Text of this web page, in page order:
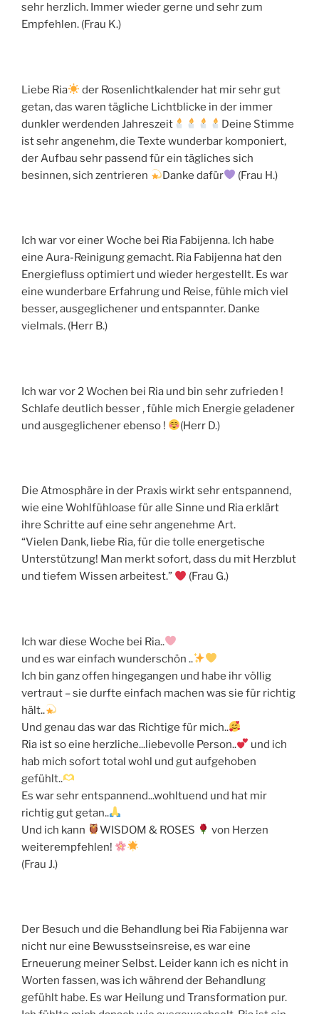
sehr herzlich. Immer wieder gerne und sehr zum
Empfehlen. (Frau K.)
Liebe Ria
der Rosenlichtkalender hat mir sehr gut
getan, das waren tägliche Lichtblicke in der immer
dunkler werdenden Jahreszeit
Deine Stimme
ist sehr angenehm, die Texte wunderbar komponiert,
der Aufbau sehr passend für ein tägliches sich
besinnen, sich zentrieren
Danke dafür (Frau H.)
Ich war vor einer Woche bei Ria Fabijenna. Ich habe
eine Aura-Reinigung gemacht. Ria Fabijenna hat den
Energiefluss optimiert und wieder hergestellt. Es war
eine wunderbare Erfahrung und Reise, fühle mich viel
besser, ausgeglichener und entspannter. Danke
vielmals. (Herr B.)
Ich war vor 2 Wochen bei Ria und bin sehr zufrieden !
Schlafe deutlich besser , fühle mich Energie geladener
und ausgeglichener ebenso !
(Herr D.)
Die Atmosphäre in der Praxis wirkt sehr entspannend,
wie eine Wohlfühloase für alle Sinne und Ria erklärt
ihre Schritte auf eine sehr angenehme Art.
“Vielen Dank, liebe Ria, für die tolle energetische
Unterstützung! Man merkt sofort, dass du mit Herzblut
und tiefem Wissen arbeitest.”
(Frau G.)
Ich war diese Woche bei Ria..
und es war einfach wunderschön ..
Ich bin ganz offen hingegangen und habe ihr völlig
vertraut – sie durfte einfach machen was sie für richtig
hält..
Und genau das war das Richtige für mich..
Ria ist so eine herzliche...liebevolle Person..
und ich
hab mich sofort total wohl und gut aufgehoben
gefühlt..
Es war sehr entspannend...wohltuend und hat mir
richtig gut getan..
Und ich kann
WISDOM & ROSES
von Herzen
weiterempfehlen!
(Frau J.)
Der Besuch und die Behandlung bei Ria Fabijenna war
nicht nur eine Bewusstseinsreise, es war eine
Erneuerung meiner Selbst. Leider kann ich es nicht in
Worten fassen, was ich während der Behandlung
gefühlt habe. Es war Heilung und Transformation pur.